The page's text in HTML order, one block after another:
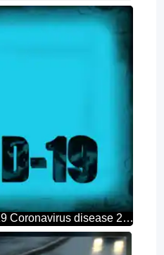
Frame Corona virus Covid-19 Coronavirus disease 2019 2020